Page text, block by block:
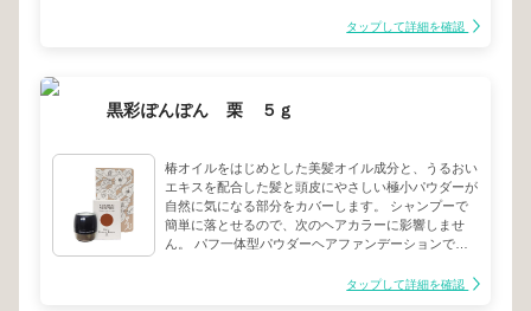
タップして詳細を確認
黒彩ぽんぽん 栗 ５ｇ
椿オイルをはじめとした美髪オイル成分と、うるおい
エキスを配合した髪と頭皮にやさしい極小パウダーが
自然に気になる部分をカバーします。 シャンプーで
簡単に落とせるので、次のヘアカラーに影響しませ
ん。 パフ一体型パウダーヘアファンデーションで
タップして詳細を確認